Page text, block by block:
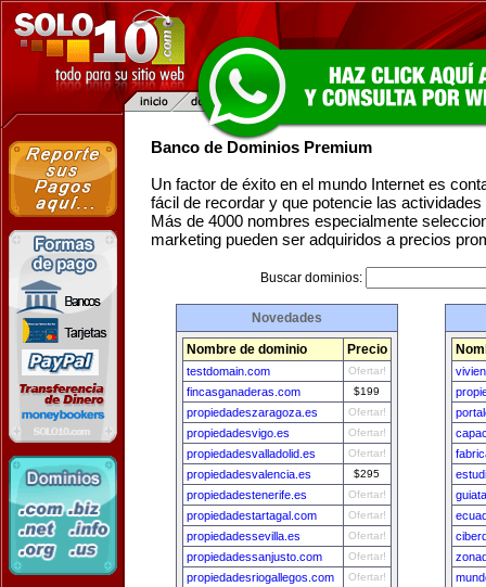
Banco de Dominios Premium
Un factor de éxito en el mundo Internet es
fácil de recordar y que potencie las
Más de 4000 nombres especialmente
marketing pueden ser adquiridos a precios
Buscar dominios:
Novedades
Nombre de dominio Precio
testdomain.com Ofertar!
fincasganaderas.com $199
propiedadeszaragoza.es Ofertar!
propiedadesvigo.es Ofertar!
propiedadesvalladolid.es Ofertar!
propiedadesvalencia.es $295
propiedadestenerife.es Ofertar!
propiedadestartagal.com Ofertar!
propiedadessevilla.es Ofertar!
propiedadessanjusto.com Ofertar!
propiedadesriogallegos.com Ofertar!